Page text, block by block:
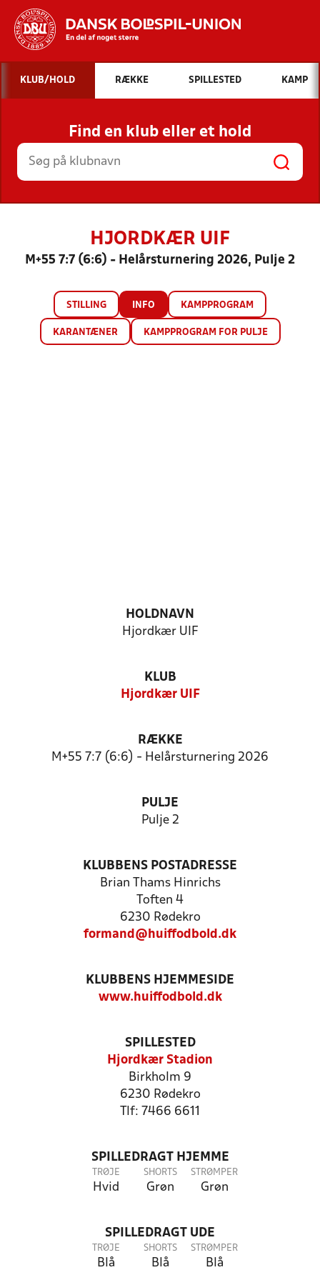
Hvad vil du søge efter?
INDHOLD OG NYHEDER
STILLINGER, RESULTATER, KLUBBER OG
HOLD
KLUB/HOLD RÆKKE SPILLESTED KAMP
Find en klub eller et hold
HJORDKÆR UIF
M+55 7:7 (6:6) - Helårsturnering 2026, Pulje 2
STILLING INFO KAMPPROGRAM
KARANTÆNER KAMPPROGRAM FOR PULJE
HOLDNAVN
Hjordkær UIF
KLUB
Hjordkær UIF
RÆKKE
M+55 7:7 (6:6) - Helårsturnering 2026
PULJE
Pulje 2
KLUBBENS POSTADRESSE
Brian Thams Hinrichs
Toften 4
6230 Rødekro
formand@huiffodbold.dk
KLUBBENS HJEMMESIDE
www.huiffodbold.dk
SPILLESTED
Hjordkær Stadion
Birkholm 9
6230 Rødekro
Tlf: 7466 6611
SPILLEDRAGT HJEMME
TRØJE
Hvid
SHORTS
Grøn
STRØMPER
Grøn
SPILLEDRAGT UDE
TRØJE
Blå
SHORTS
Blå
STRØMPER
Blå